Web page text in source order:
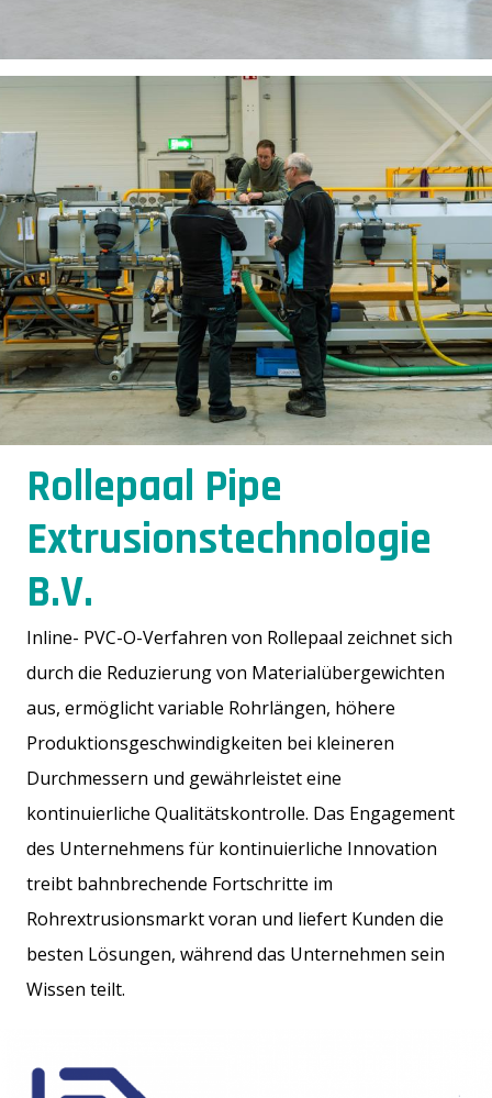
Rollepaal Pipe
Extrusionstechnologie
B.V.
Inline- PVC-O-Verfahren von Rollepaal zeichnet sich
durch die Reduzierung von Materialübergewichten
aus, ermöglicht variable Rohrlängen, höhere
Produktionsgeschwindigkeiten bei kleineren
Durchmessern und gewährleistet eine
kontinuierliche Qualitätskontrolle. Das Engagement
des Unternehmens für kontinuierliche Innovation
treibt bahnbrechende Fortschritte im
Rohrextrusionsmarkt voran und liefert Kunden die
besten Lösungen, während das Unternehmen sein
Wissen teilt.